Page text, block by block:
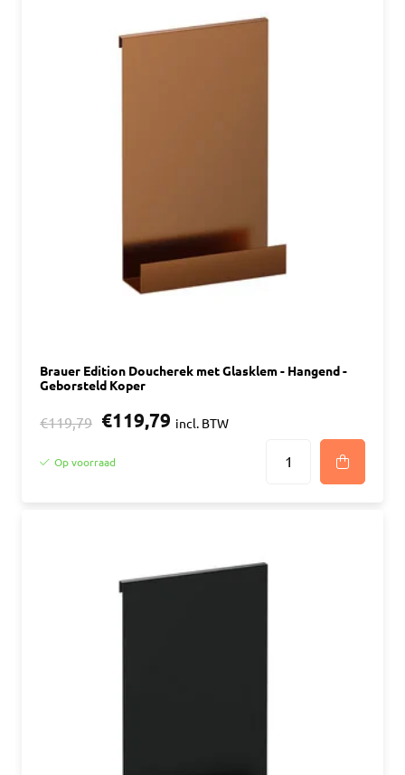
Brauer Edition Doucherek met Glasklem - Hangend -
Geborsteld Koper
€119,79 €119,79 incl. BTW
Op voorraad